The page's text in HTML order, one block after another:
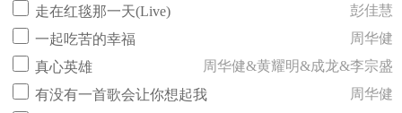
走在红毯那一天(Live)
彭佳慧
一起吃苦的幸福
周华健
真心英雄
周华健&黄耀明&成龙&李宗盛
有没有一首歌会让你想起我
周华健